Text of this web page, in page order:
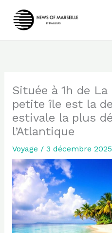
Située à 1h de
petite île est la
estivale la plus
l’Atlantique
Voyage / 3 décembre 2025